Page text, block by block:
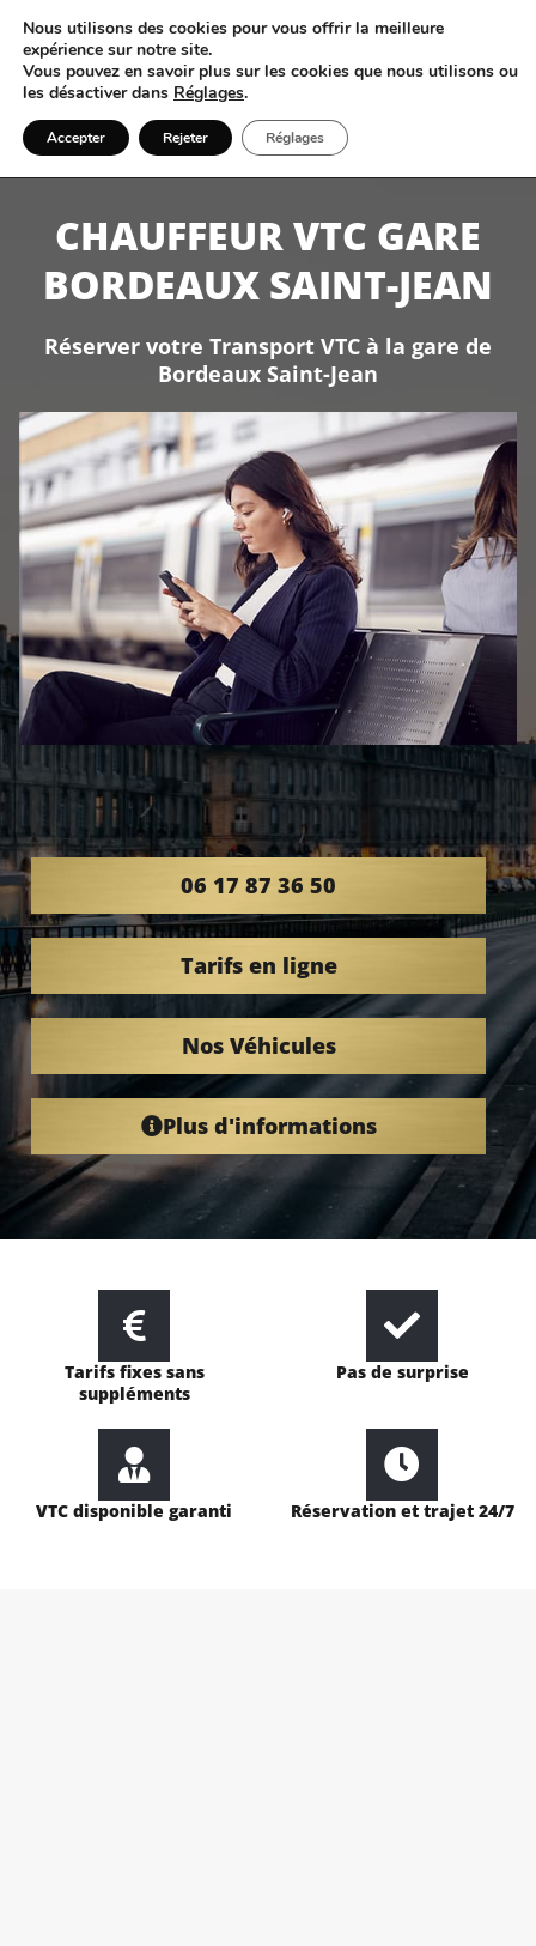
+33 6 17 87 36 50
CHAUFFEUR VTC GARE
BORDEAUX SAINT-JEAN
Réserver votre Transport VTC à la gare de
Bordeaux Saint-Jean
06 17 87 36 50
Tarifs en ligne
Nos Véhicules
Plus d'informations
Tarifs fixes sans
suppléments
Pas de surprise
VTC disponible garanti Réservation et trajet 24/7
Nous utilisons des cookies pour vous offrir la meilleure
expérience sur notre site.
Vous pouvez en savoir plus sur les cookies que nous utilisons ou
les désactiver dans Réglages.
Accepter Rejeter Réglages